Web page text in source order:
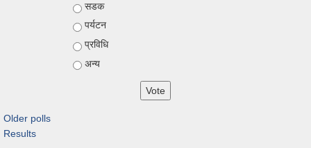
Choices
सडक
पर्यटन
प्रविधि
अन्य
Older polls
Results